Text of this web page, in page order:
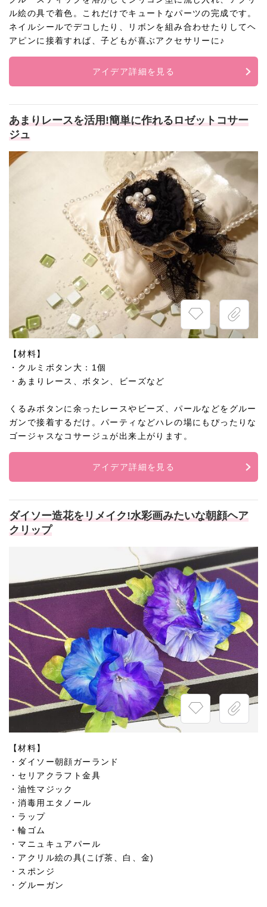
ル絵の具で着色。これだけでキュートなパーツの完成です。
ネイルシールでデコしたり、リボンを組み合わせたりしてヘ
アピンに接着すれば、子どもが喜ぶアクセサリーに♪
アイデア詳細を見る
あまりレースを活用!簡単に作れるロゼットコサー
ジュ
【材料】
・クルミボタン大：1個
・あまりレース、ボタン、ビーズなど
くるみボタンに余ったレースやビーズ、パールなどをグルー
ガンで接着するだけ。パーティなどハレの場にもぴったりな
ゴージャスなコサージュが出来上がります。
アイデア詳細を見る
ダイソー造花をリメイク!水彩画みたいな朝顔ヘア
クリップ
【材料】
・ダイソー朝顔ガーランド
・セリアクラフト金具
・油性マジック
・消毒用エタノール
・ラップ
・輪ゴム
・マニュキュアパール
・アクリル絵の具(こげ茶、白、金)
・スポンジ
・グルーガン